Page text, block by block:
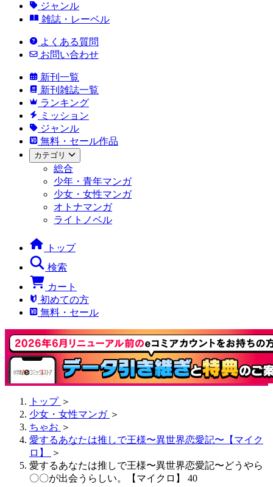
ジャンル
雑誌・レーベル
よくある質問
お問い合わせ
新刊一覧
新刊雑誌一覧
ランキング
ミッション
ジャンル
無料・セール作品
カテゴリ
総合
少年・青年マンガ
少女・女性マンガ
オトナマンガ
ライトノベル
トップ
検索
カート
初めての方
無料・セール
トップ ＞
少女・女性マンガ ＞
ちゃお ＞
愛するあなたは推しで王様〜異世界恋愛記〜【マイク
ロ】
＞
愛するあなたは推しで王様〜異世界恋愛記〜どうやら
〇〇が出会うらしい。【マイクロ】 40